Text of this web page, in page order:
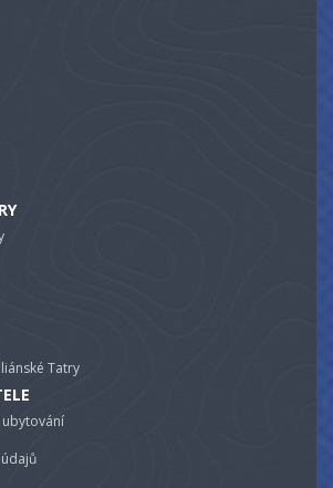
Tatry